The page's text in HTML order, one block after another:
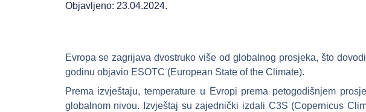
Objavljeno: 23.04.2024.
Evropa se zagrijava dvostruko više od globalnog prosjeka, što
godinu objavio ESOTC (European State of the Climate).
Prema izvještaju, temperature u Evropi prema petogodišnjem
globalnom nivou. Izvještaj su zajednički izdali C3S (Copernicus